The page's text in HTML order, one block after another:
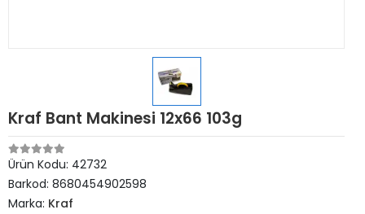
Kraf Bant Makinesi 12x66 103g
Ürün Kodu: 42732
Barkod: 8680454902598
Marka: Kraf